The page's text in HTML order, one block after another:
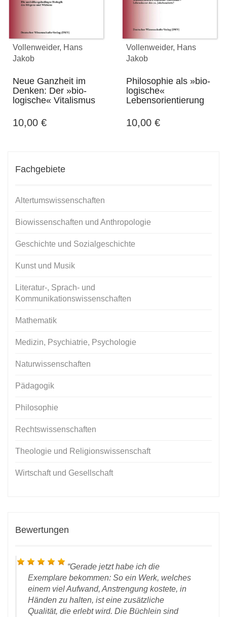
Vollenweider, Hans
Jakob
Neue Ganzheit im
Denken: Der »bio-
logische« Vitalismus
10,00 €
Vollenweider, Hans
Jakob
Philosophie als »bio-
logische«
Lebensorientierung
10,00 €
Fachgebiete
Altertumswissenschaften
Biowissenschaften und Anthropologie
Geschichte und Sozialgeschichte
Kunst und Musik
Literatur-, Sprach- und
Kommunikationswissenschaften
Mathematik
Medizin, Psychiatrie, Psychologie
Naturwissenschaften
Pädagogik
Philosophie
Rechtswissenschaften
Theologie und Religionswissenschaft
Wirtschaft und Gesellschaft
Bewertungen
Gerade jetzt habe ich die
Exemplare bekommen: So ein Werk, welches
einem viel Aufwand, Anstrengung kostete, in
Händen zu halten, ist eine zusätzliche
Qualität, die erlebt wird. Die Büchlein sind